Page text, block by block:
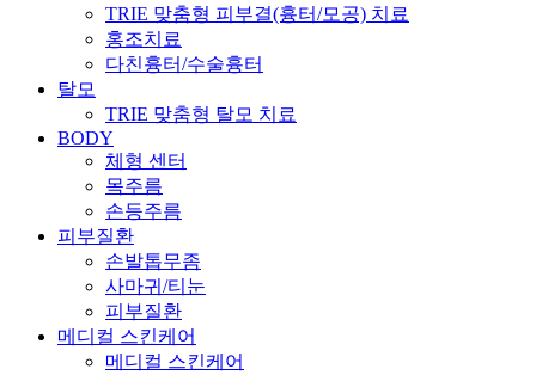
TRIE 맞춤형 피부결(흉터/모공) 치료
홍조치료
다친흉터/수술흉터
탈모
TRIE 맞춤형 탈모 치료
BODY
체형 센터
목주름
손등주름
피부질환
손발톱무좀
사마귀/티눈
피부질환
메디컬 스킨케어
메디컬 스킨케어